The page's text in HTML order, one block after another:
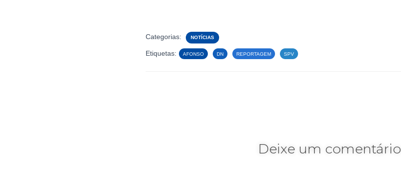
Categorias: NOTÍCIAS
Etiquetas: AFONSO DN REPORTAGEM SPV
Deixe um comentário